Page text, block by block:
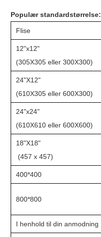
Populær standardstørrelse:
Flise
12"x12"
(305X305 eller 300X300)
24"X12"
(610X305 eller 600X300)
24"x24"
(610X610 eller 600X600)
18"X18"
(457 x 457)
400*400
800*800
I henhold til din anmodning